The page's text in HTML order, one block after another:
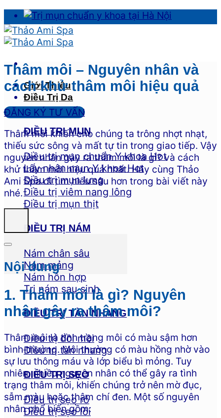
Skip
to
content
Giới Thiệu
Điều Trị Da
ĐIỀU TRỊ MỤN
Điều trị mụn chuẩn Y khoa
Lấy nhân mụn Y khoa
Điều trị mụn lưng
Điều trị viêm nang lông
Điều trị mụn thịt
ĐIỀU TRỊ NÁM
Nám chân sâu
Nám mảng
Nám hỗn hợp
Trị nám sau sinh
ĐIỀU TRỊ TÀN NHANG
Điều trị đồi mồi
Điều trị tàn nhang
ĐIỀU TRỊ SẸO
Điều trị sẹo rỗ
Điều trị sẹo lồi
Thâm môi – Nguyên nhân và
cách khử thâm môi hiệu quả
ĐĂNG KÝ TƯ VẤN
Thâm môi khiến cho chúng ta trông nhợt nhạt,
thiếu sức sông và mất tự tin trong giao tiếp. Vậy
nguyên nhân gây ra thâm môi là gì? và cách
khử thâm môi hiệu quả nhất. Hãy cùng Thảo
Ami Spa đi tìm hiểu sâu hơn trong bài viết này
nhé.
Nội dung
1. Thâm môi là gì? Nguyên
nhân gây ra thâm môi?
Thâm môi là tình trạng môi có màu sậm hơn
bình thường. Môi thường có màu hồng nhờ vào
sự lưu thông máu và lớp biểu bì mỏng. Tuy
nhiên, nhiều nguyên nhân có thể gây ra tình
trạng thâm môi, khiến chúng trở nên mờ đục,
sẫm màu hoặc thậm chí đen. Một số nguyên
nhân phổ biến gồm: